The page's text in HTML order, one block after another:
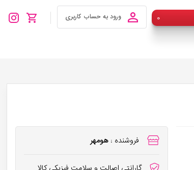
۰ ورود به حساب کاربری
فروشنده : هومهر
گارانتی اصالت و سلامت فیزیکی کالا